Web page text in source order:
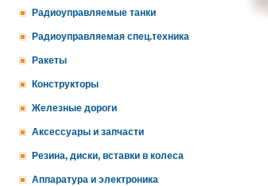
Радиоуправляемые танки
Радиоуправляемая спец.техника
Ракеты
Конструкторы
Железные дороги
Аксессуары и запчасти
Резина, диски, вставки в колеса
Аппаратура и электроника